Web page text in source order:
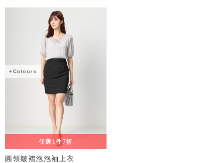
+Colours
任選1件7折
圓領皺褶泡泡袖上衣